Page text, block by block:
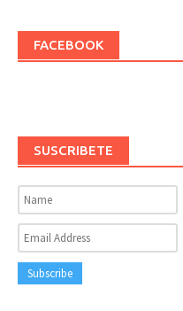
FACEBOOK
SUSCRIBETE